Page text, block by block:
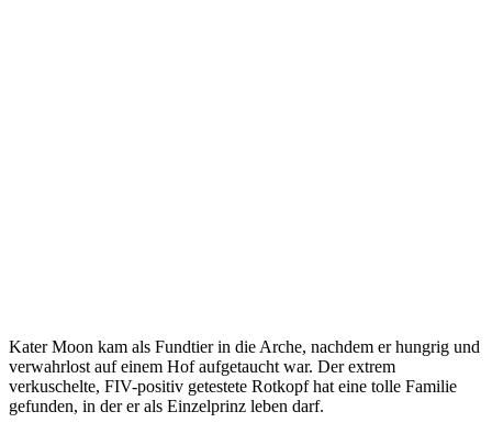
Kater Moon kam als Fundtier in die Arche, nachdem er hungrig und
verwahrlost auf einem Hof aufgetaucht war. Der extrem
verkuschelte, FIV-positiv getestete Rotkopf hat eine tolle Familie
gefunden, in der er als Einzelprinz leben darf.